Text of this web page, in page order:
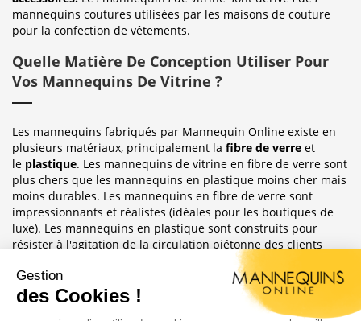
mannequins coutures utilisées par les maisons de couture
pour la confection de vêtements.
Quelle Matière De Conception Utiliser Pour
Vos Mannequins De Vitrine ?
Les mannequins fabriqués par Mannequin Online existe en
plusieurs matériaux, principalement la fibre de verre et
le plastique. Les mannequins de vitrine en fibre de verre sont
plus chers que les mannequins en plastique moins cher mais
moins durables. Les mannequins en fibre de verre sont
impressionnants et réalistes (idéales pour les boutiques de
luxe). Les mannequins en plastique sont construits pour
résister à l'agitation de la circulation piétonne des clients
habituellement observée dans le magasin où ils sont placés.
Sublimez Vos Boutiques, Vitrines Et